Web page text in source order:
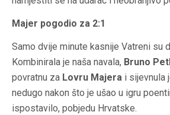
Majer pogodio za 2:1
Samo dvije minute kasnije Vatreni su
Kombinirala je naša navala, Bruno
povratnu za Lovru Majera i sijevnula
nedugo nakon što je ušao u igru
ispostavilo, pobjedu Hrvatske.